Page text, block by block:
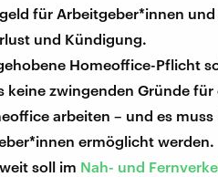
für Arbeitgeber*innen
und Kündigung.
Homeoffice-Pflicht
keine zwingenden Gründe
arbeiten – und es
ermöglicht werden.
soll im Nah- und